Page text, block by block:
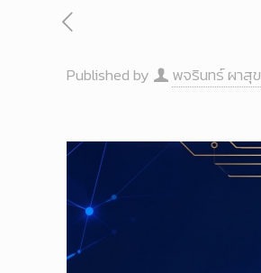
Published by พจรินทร์ ผาสุข